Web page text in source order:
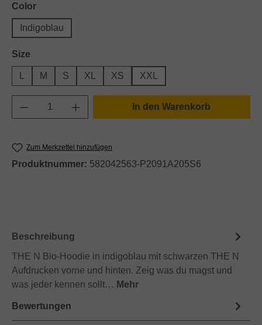
Colorauswählen
Indigoblau
Size
M S XL XS XXL
Produkt Anzahl: Gib den gewünschten
In den Warenkorb
Zum Merkzettel hinzufügen
Produktnummer: 582042563-P2091A205S6
Beschreibung
THE N Bio-Hoodie in indigoblau mit schwarzen THE N
Aufdrucken vorne und hinten. Zeig was du magst und
was jeder kennen sollt… Mehr
Bewertungen